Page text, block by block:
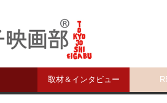
取材＆インタビュー